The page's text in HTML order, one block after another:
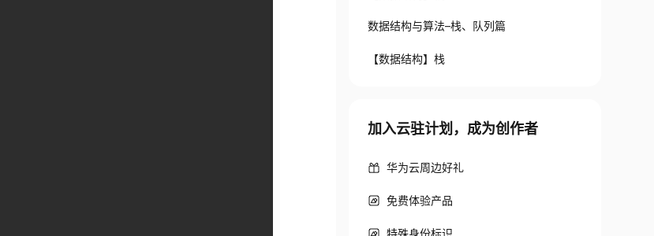
数据结构与算法–栈、队列篇
【数据结构】栈
加入云驻计划，成为创作者
华为云周边好礼
免费体验产品
特殊身份标识